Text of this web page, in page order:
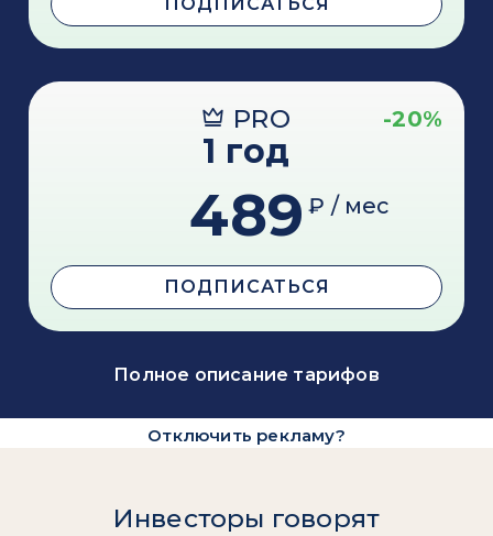
ПОДПИСАТЬСЯ
PRO -20%
1 год
489 ₽ / мес
ПОДПИСАТЬСЯ
Полное описание тарифов
Отключить рекламу?
Инвесторы говорят